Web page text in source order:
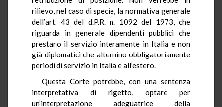
rilievo, nel caso di specie, la normativa generale
dell’art. 43 del d.P.R. n. 1092 del 1973, che
riguarda in generale dipendenti pubblici che
prestano il servizio interamente in Italia e non
già diplomatici che alternino obbligatoriamente
periodi di servizio in Italia e all’estero.
Questa Corte potrebbe, con una sentenza
interpretativa di rigetto, optare per
un’interpretazione adeguatrice della